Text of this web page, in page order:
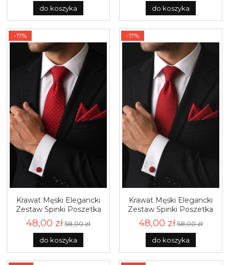
do koszyka
do koszyka
Krawat Męski Elegancki
Zestaw Spinki Poszetka
wąski śledź czerwony we
wzory M306
48,00 zł 58,00 zł
do koszyka
-17%
Krawat Męski Elegancki
Zestaw Spinki Poszetka
wąski śledź czerwony w
kropki M303
48,00 zł58,00 zł
do koszyka
-17%